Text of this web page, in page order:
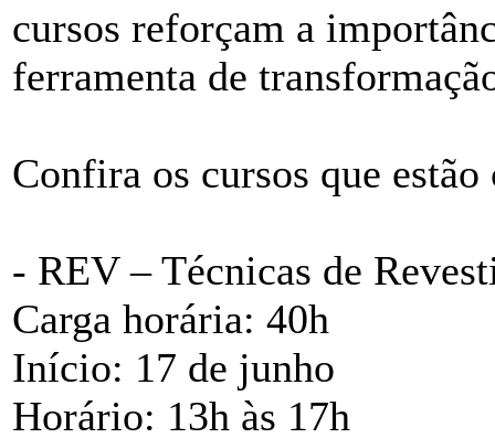
cursos reforçam a
ferramenta de
Confira os cursos que
- REV – Técnicas de
Carga horária: 40h
Início: 17 de junho
Horário: 13h às 17h